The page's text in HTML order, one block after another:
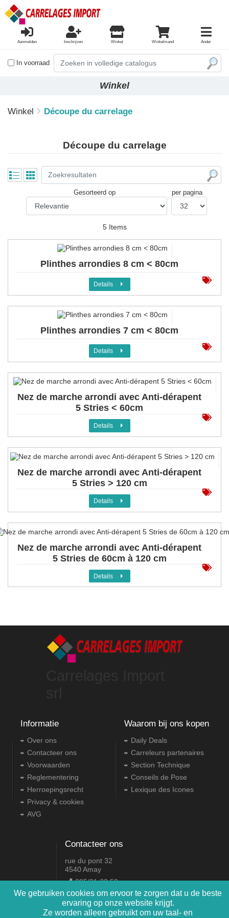
We gebruiken cookies om ervoor te zorgen dat u de beste
ervaring op onze website krijgt.
Ze worden alleen gebruikt om uw taal- en
Aanmelden Inschrijven Winkel Winkelmand Ander
In voorraad
Winkel
Winkel Découpe du carrelage
Découpe du carrelage
Gesorteerd op per pagina
5 Items
Plinthes arrondies 8 cm < 80cm
Details
Plinthes arrondies 7 cm < 80cm
Details
Nez de marche arrondi avec Anti-dérapent
5 Stries < 60cm
Details
Nez de marche arrondi avec Anti-dérapent
5 Stries > 120 cm
Details
Nez de marche arrondi avec Anti-dérapent
5 Stries de 60cm à 120 cm
Details
Informatie
Over ons
Contacteer ons
Voorwaarden
Reglementering
Herroepingsrecht
Privacy & cookies
AVG
Waarom bij ons kopen
Daily Deals
Carreleurs partenaires
Section Technique
Conseils de Pose
Lexique des Icones
Contacteer ons
rue du pont 32
4540 Amay
085/31.22.50
info@carrelagesimport.com